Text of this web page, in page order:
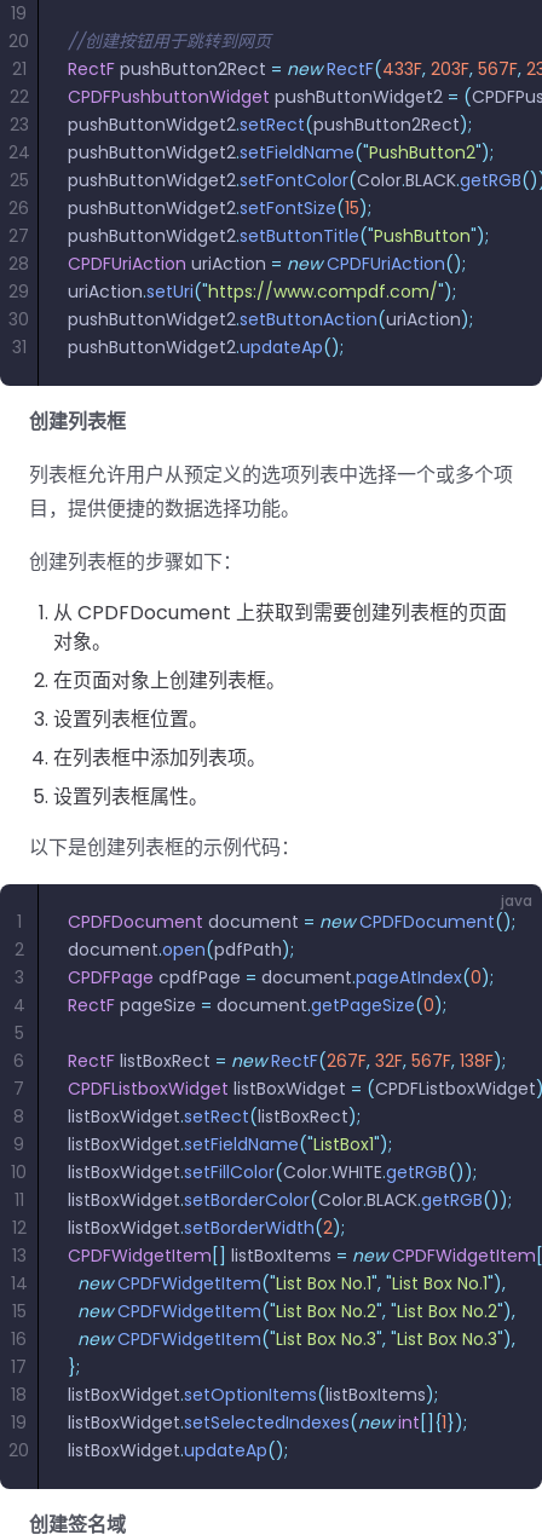
//创建按钮用于跳转到网页
RectF pushButton2Rect = new RectF(433F, 203F, 567F,
CPDFPushbuttonWidget pushButtonWidget2 = (
pushButtonWidget2.setRect(pushButton2Rect);
pushButtonWidget2.setFieldName("PushButton2");
pushButtonWidget2.setFontColor(Color.BLACK.getRGB
pushButtonWidget2.setFontSize(15);
pushButtonWidget2.setButtonTitle("PushButton");
CPDFUriAction uriAction = new CPDFUriAction();
uriAction.setUri("https://www.compdf.com/");
pushButtonWidget2.setButtonAction(uriAction);
pushButtonWidget2.updateAp();
19
20
21
22
23
24
25
26
27
28
29
30
31
创建列表框
列表框允许用户从预定义的选项列表中选择一个或多个项
目，提供便捷的数据选择功能。
创建列表框的步骤如下：
从 CPDFDocument 上获取到需要创建列表框的页面
对象。
在页面对象上创建列表框。
设置列表框位置。
在列表框中添加列表项。
设置列表框属性。
以下是创建列表框的示例代码：
java
CPDFDocument document = new CPDFDocument();
document.open(pdfPath);
CPDFPage cpdfPage = document.pageAtIndex(0);
RectF pageSize = document.getPageSize(0);
RectF listBoxRect = new RectF(267F, 32F, 567F, 138F);
CPDFListboxWidget listBoxWidget = (CPDFListboxWidget
listBoxWidget.setRect(listBoxRect);
listBoxWidget.setFieldName("ListBox1");
listBoxWidget.setFillColor(Color.WHITE.getRGB());
listBoxWidget.setBorderColor(Color.BLACK.getRGB());
listBoxWidget.setBorderWidth(2);
CPDFWidgetItem [] listBoxItems = new CPDFWidgetItem
  new
CPDFWidgetItem("List Box No.1", "List Box No.1"),
  new
CPDFWidgetItem("List Box No.2", "List Box No.2"),
  new
CPDFWidgetItem("List Box No.3", "List Box No.3"),
};
listBoxWidget.setOptionItems(listBoxItems);
listBoxWidget.setSelectedIndexes(new int []{1});
listBoxWidget.updateAp();
1
2
3
4
5
6
7
8
9
10
11
12
13
14
15
16
17
18
19
20
创建签名域